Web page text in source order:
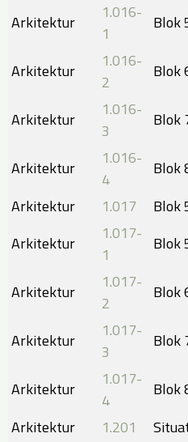
Arkitektur
1.016-
1
Blok
Arkitektur
1.016-
2
Blok
Arkitektur
1.016-
3
Blok
Arkitektur
1.016-
4
Blok
Arkitektur
1.017 Blok
Arkitektur
1.017-
1
Blok
Arkitektur
1.017-
2
Blok
Arkitektur
1.017-
3
Blok
Arkitektur
1.017-
4
Blok
Arkitektur
1.201